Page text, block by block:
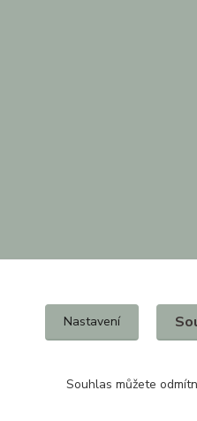
Nastavení
Souhlas můžete